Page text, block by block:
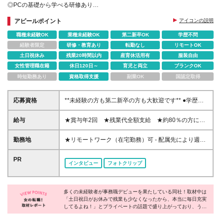
◎PCの基礎から学べる研修あり
◎最短約10日程度でお仕事開始
◎選考は全てオンライン
◎履歴書・職務経歴書不要
アピールポイント アイコンの説明
職種未経験OK 業種未経験OK 第二新卒OK
学歴不問
経験者限定
研修・教育あり 転勤なし
リモートOK
土日祝休み
残業20時間以内 産育休活用有
服装自由
女性管理職在籍
休日120日～ 育児と両立
ブランクOK
時短勤務あり
資格取得支援 副業OK 国認定取得
応募資格
**未経験の方も第二新卒の方も大歓迎です** ●学歴不
問 ●社会人デビューもOK！ ☆こんな方に向いていま
す ◆パソコンスキルを身に付けたい方 ◆大手企業で
たい方 ◆仕事とプライベートの両立をしたい方 ◆チ
ームワークを大切にしたい方
給与
★賞与年2回 ★残業代全額支給 ★約80％の方にパ
フォーマンス給(*)支給！ 【東京都】月給201,100円～
328,300円（別途賞与年2回） 【神奈川県】月給
【埼玉県】月給193,000円～314,800円（別途賞与年2
（別途賞与年2回） 【京都府】月給184,100円～
297,300円（別途賞与年2回） 【愛知県】月給
187,400円～306,300円（別途賞与年2回） 【宮城
勤務地
★リモートワーク（在宅勤務）可 - 配属先により週1
～5日のリモートワークOK ★募集エリア｜北海道、
宮城、千葉、埼玉、東京、神奈川、愛知、京都、大
阪、兵庫、福岡で採用中 ★駅近くのオフィスで勤務
可能！お仕事帰りにグルメやショッピングも楽しめま
す 【勤務可能性のあるエリア】 東京都 ｜23区内が
メイン（恵比寿、渋谷、新宿、港区、品川、東京 な
ど） 神奈川県｜横浜市・川崎市など 埼玉県 ｜さい
たま市・川越市など 千葉県 ｜船橋市・浦安市など
PR
インタビュー フォトクリップ
多くの未経験者が事務職デビューを果たしている同社！取材中は
「土日祝日がお休みで残業も少なくなったから、本当に毎日充実
してるよね！」とプライベートの話題で盛り上がっており、うら
やましくなるほどでした。「プライベートもしっかり楽しみなが